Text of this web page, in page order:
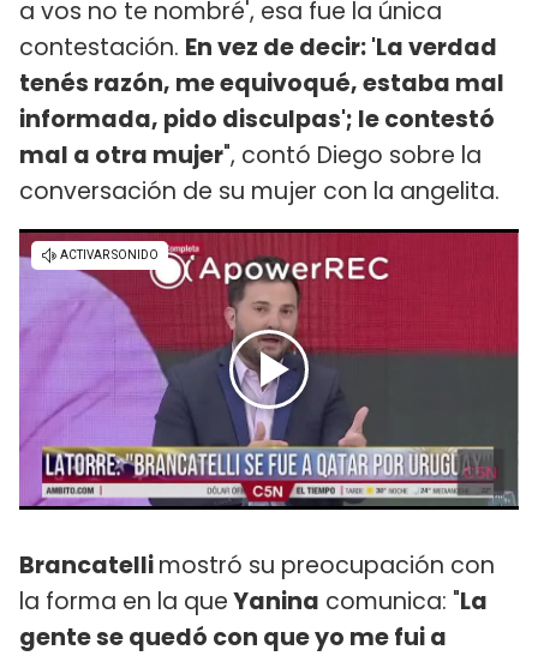
a vos no te nombré', esa fue la única
contestación. En vez de decir: 'La verdad
tenés razón, me equivoqué, estaba mal
informada, pido disculpas'; le contestó
mal a otra mujer", contó Diego sobre la
conversación de su mujer con la angelita.
Brancatellimostró su preocupación con
la forma en la queYanina comunica: "La
gente se quedó con que yo me fui a